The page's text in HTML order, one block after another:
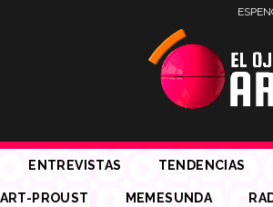
ESP
ENTREVISTAS TENDENCIAS
ART-PROUST MEMESUNDA